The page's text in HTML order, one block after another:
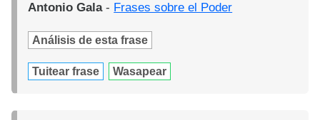
Antonio Gala- Frases sobre el Poder
Análisis de esta frase
Tuitear frase Wasapear